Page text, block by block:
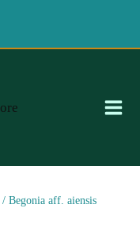
/ Begonia aff. aiensis